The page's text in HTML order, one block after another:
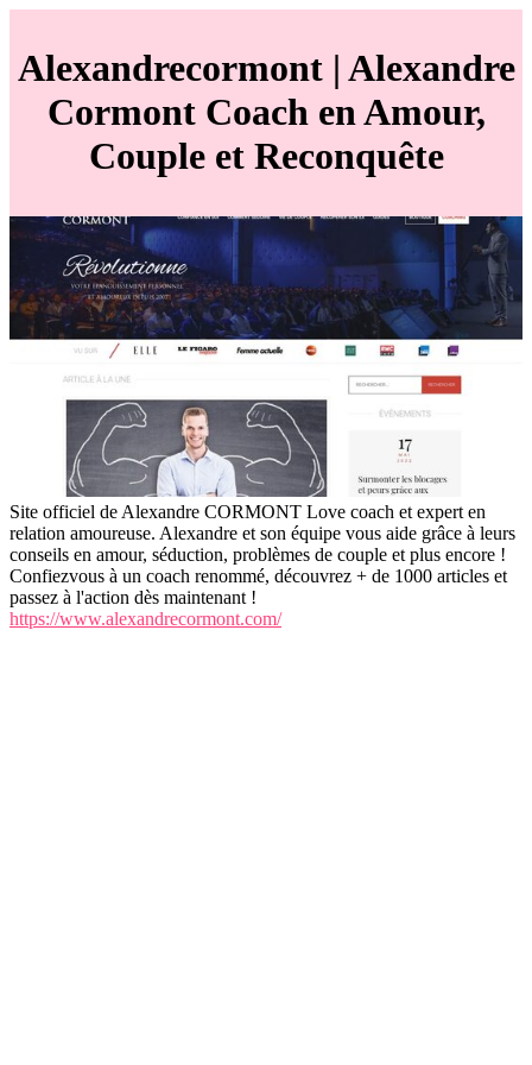
Alexandre­cor­mont | Alexandre
Cormont Coach en Amour,
Couple et Reconquête
Site officiel de Alexandre CORMONT Love coach et expert en
relation amoureuse. Alexandre et son équipe vous aide grâce à leurs
conseils en amour, séduction, problèmes de couple et plus encore !
Confiezvous à un coach renommé, découvrez + de 1000 articles et
passez à l'action dès maintenant !
https://www.alexandrecormont.com/